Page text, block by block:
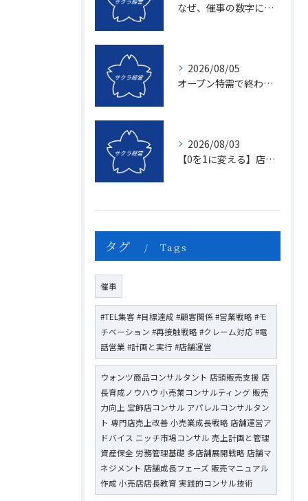
なぜ、催事の数字に「ムラ」が出るのか？1億を3億にする「3つの計画表」の秘密
2026/08/05
オープン特需で終わる店、成長し続ける店の決定的な違いとは？〜新規名簿開拓の２つの方法〜
2026/08/03
【0を1に変える】店頭販売のマンネリを打破する「上司のたった一つの行動」とは？
タグ Tags
催事
#TEL集客 #目標達成 #顧客関係 #営業戦略 #モ
チベーション #再接触戦略 #クレーム対応 #電
話営業 #計画と実行 #店舗運営
ウォンツ商品コンサルタント 店頭販売支援 店
長育成ノウハウ 小売業コンサルティング 販売
力向上 宝飾店コンサル アパレルコンサルタン
ト 専門店売上改善 小売業成長戦略 店舗運営ア
ドバイス ニッチ市場コンサル 売上計画と管理
資産保全 労務管理基礎 多店舗展開戦略 店舗マ
ネジメント 店舗成長フェーズ 販売マニュアル
作成 小売店店長教育 実践的コンサル技術